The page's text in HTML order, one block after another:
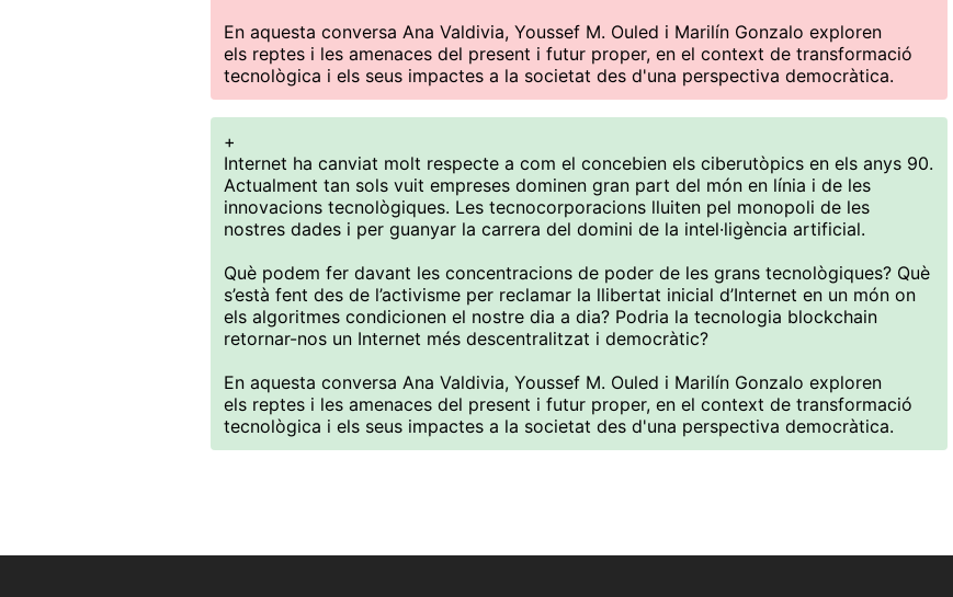
En aquesta conversa Ana Valdivia, Youssef M. Ouled i Marilín Gonzalo exploren
els reptes i les amenaces del present i futur proper, en el context de transformació
tecnològica i els seus impactes a la societat des d'una perspectiva democràtica.
+
Internet ha canviat molt respecte a com el concebien els ciberutòpics en els anys 90.
Actualment tan sols vuit empreses dominen gran part del món en línia i de les
innovacions tecnològiques. Les tecnocorporacions lluiten pel monopoli de les
nostres dades i per guanyar la carrera del domini de la intel·ligència artificial.
Què podem fer davant les concentracions de poder de les grans tecnològiques? Què
s’està fent des de l’activisme per reclamar la llibertat inicial d’Internet en un món on
els algoritmes condicionen el nostre dia a dia? Podria la tecnologia blockchain
retornar-nos un Internet més descentralitzat i democràtic?
En aquesta conversa Ana Valdivia, Youssef M. Ouled i Marilín Gonzalo exploren
els reptes i les amenaces del present i futur proper, en el context de transformació
tecnològica i els seus impactes a la societat des d'una perspectiva democràtica.